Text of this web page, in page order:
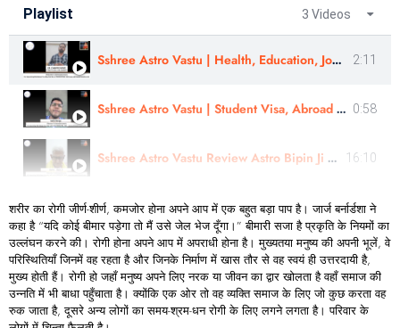
Playlist 3 Videos
Sshree Astro Vastu | Health, Education, Job, Career Resolved | ER. CHAKOR SURVE 2:11
Sshree Astro Vastu | Student Visa, Abroad Study - Review |Sahil Warge | #sshreeastrovastu 0:58
Sshree Astro Vastu Review Astro Bipin Ji Nakshatra Rahasyam In Hindi 16:10
शरीर का रोगी जीर्ण-शीर्ण, कमजोर होना अपने आप में एक बहुत बड़ा पाप है। जार्ज बर्नार्डशा ने
कहा है “यदि कोई बीमार पड़ेगा तो मैं उसे जेल भेज दूँगा।” बीमारी सजा है प्रकृति के नियमों का
उल्लंघन करने की। रोगी होना अपने आप में अपराधी होना है। मुख्यतया मनुष्य की अपनी भूलें, वे
परिस्थितियाँ जिनमें वह रहता है और जिनके निर्माण में खास तौर से वह स्वयं ही उत्तरदायी है,
मुख्य होती हैं। रोगी हो जहाँ मनुष्य अपने लिए नरक या जीवन का द्वार खोलता है वहाँ समाज की
उन्नति में भी बाधा पहुँचाता है। क्योंकि एक ओर तो वह व्यक्ति समाज के लिए जो कुछ करता वह
रुक जाता है, दूसरे अन्य लोगों का समय-श्रम-धन रोगी के लिए लगने लगता है। परिवार के